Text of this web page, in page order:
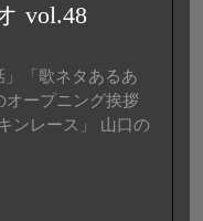
vol.48
「歌ネタあるあ
ープニング挨拶
ンレース」 山口の